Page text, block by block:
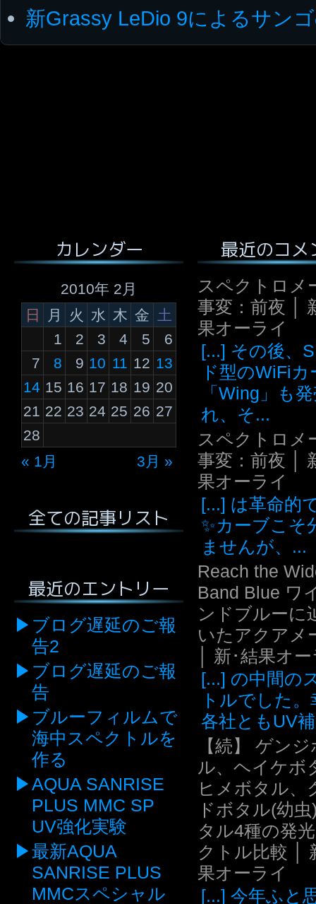
新Grassy LeDio 9によるサン
カレンダー
2010年 2月
日
月 火 水 木 金 土
« 1月 3月 »
1 2 3 4 5
6
7
8 9 10 11 12 13
14 15 16 17 18 19 20
21 22 23 24 25 26 27
28
全ての記事リスト
最近のエントリー
ブログ遅延のご報
告2
ブログ遅延のご報
告
ブルーフィルムで
海中スペクトルを
作る
AQUA SANRISE
PLUS MMC SP
UV強化実験
最新AQUA
SANRISE PLUS
MMCスペシャル
最近のコメ
スペクトロメ
事変：前夜 │
果オーライ
[...] その後、
ド型のWiFiカ
「Wing」も
れ、そ...
スペクトロメ
事変：前夜 │
果オーライ
[...] は革命的
✨カーブこそ
ませんが、...
Reach the
Band Blue ワ
ンドブルーに
いたアクアメ
│ 新･結果オ
[...] の中間の
トルでした
各社ともUV
【続】 ゲン
ル、ヘイケボ
ヒメボタル、
ドボタル(幼
タル4種の発
クトル比較 │
果オーライ
[...] 今年ふと